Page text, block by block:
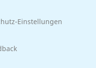
Einstellungen